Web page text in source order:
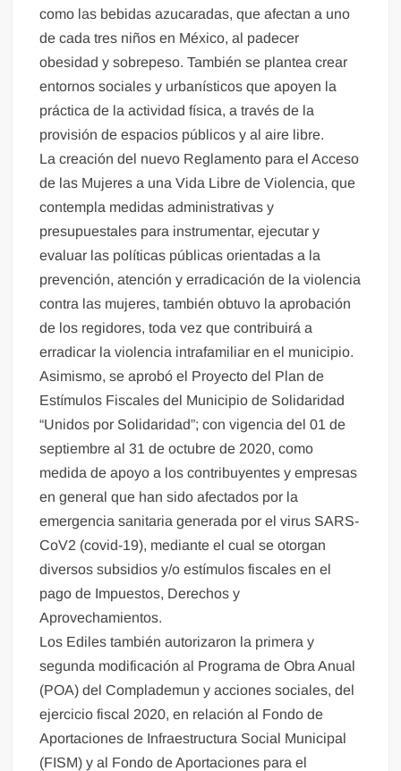
como las bebidas azucaradas, que afectan a uno
de cada tres niños en México, al padecer
obesidad y sobrepeso. También se plantea crear
entornos sociales y urbanísticos que apoyen la
práctica de la actividad física, a través de la
provisión de espacios públicos y al aire libre.
La creación del nuevo Reglamento para el Acceso
de las Mujeres a una Vida Libre de Violencia, que
contempla medidas administrativas y
presupuestales para instrumentar, ejecutar y
evaluar las políticas públicas orientadas a la
prevención, atención y erradicación de la violencia
contra las mujeres, también obtuvo la aprobación
de los regidores, toda vez que contribuirá a
erradicar la violencia intrafamiliar en el municipio.
Asimismo, se aprobó el Proyecto del Plan de
Estímulos Fiscales del Municipio de Solidaridad
“Unidos por Solidaridad”; con vigencia del 01 de
septiembre al 31 de octubre de 2020, como
medida de apoyo a los contribuyentes y empresas
en general que han sido afectados por la
emergencia sanitaria generada por el virus SARS-
CoV2 (covid-19), mediante el cual se otorgan
diversos subsidios y/o estímulos fiscales en el
pago de Impuestos, Derechos y
Aprovechamientos.
Los Ediles también autorizaron la primera y
segunda modificación al Programa de Obra Anual
(POA) del Complademun y acciones sociales, del
ejercicio fiscal 2020, en relación al Fondo de
Aportaciones de Infraestructura Social Municipal
(FISM) y al Fondo de Aportaciones para el